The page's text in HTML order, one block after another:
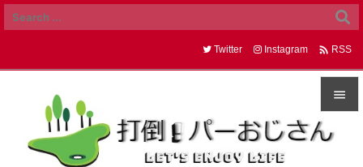


メニュ
Twitter Instagram  RSS